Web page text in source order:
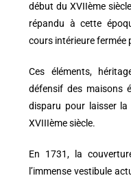
début du XVIIème
répandu à cette
cours intérieure fermée
Ces éléments,
défensif des maisons
disparu pour laisser la
XVIIIème siècle.
En 1731, la
l’immense vestibule